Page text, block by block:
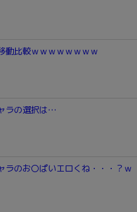
動比較ｗｗｗｗｗｗｗｗ
ラの選択は…
ラのお〇ぱいエロくね・・・？ｗ